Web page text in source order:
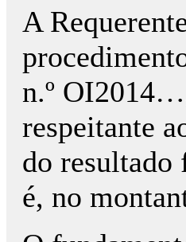
A
n.º
respeitante
do resultado
é, no